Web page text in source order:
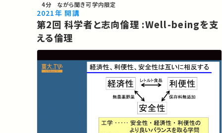
4分 ながら聞き可学内限定
2021年 開講
第2回 科学者と志向倫理 :Well-beingを支
える倫理